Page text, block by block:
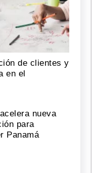
de clientes y
en el
nueva
para
Panamá